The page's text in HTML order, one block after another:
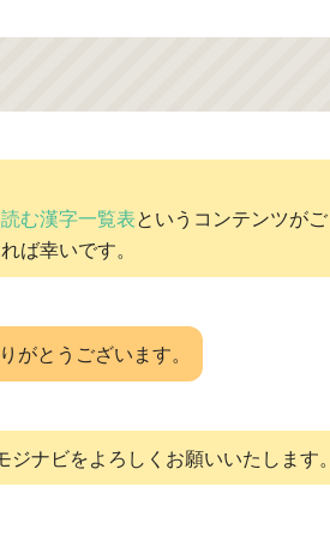
読む漢字一覧表というコンテンツがご
ば幸いです。
がとうございます。
ジナビをよろしくお願いいたします。